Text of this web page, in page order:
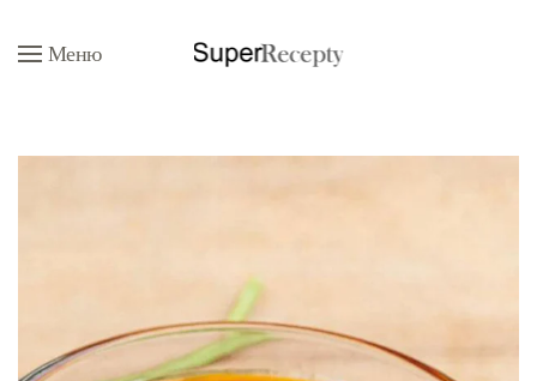
Перейти к содержимому
Меню